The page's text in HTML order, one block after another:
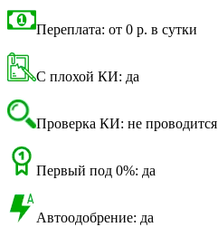
Переплата: от 0 р. в сутки
С плохой КИ: да
Проверка КИ: не проводится
Первый под 0%: да
Автоодобрение: да